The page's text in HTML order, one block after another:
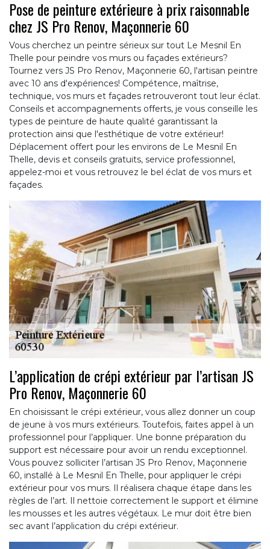
Pose de peinture extérieure à prix raisonnable
chez JS Pro Renov, Maçonnerie 60
Vous cherchez un peintre sérieux sur tout Le Mesnil En
Thelle pour peindre vos murs ou façades extérieurs?
Tournez vers JS Pro Renov, Maçonnerie 60, l'artisan peintre
avec 10 ans d'expériences! Compétence, maîtrise,
technique, vos murs et façades retrouveront tout leur éclat.
Conseils et accompagnements offerts, je vous conseille les
types de peinture de haute qualité garantissant la
protection ainsi que l'esthétique de votre extérieur!
Déplacement offert pour les environs de Le Mesnil En
Thelle, devis et conseils gratuits, service professionnel,
appelez-moi et vous retrouvez le bel éclat de vos murs et
façades.
L’application de crépi extérieur par l’artisan JS
Pro Renov, Maçonnerie 60
En choisissant le crépi extérieur, vous allez donner un coup
de jeune à vos murs extérieurs. Toutefois, faites appel à un
professionnel pour l’appliquer. Une bonne préparation du
support est nécessaire pour avoir un rendu exceptionnel.
Vous pouvez solliciter l’artisan JS Pro Renov, Maçonnerie
60, installé à Le Mesnil En Thelle, pour appliquer le crépi
extérieur pour vos murs. Il réalisera chaque étape dans les
règles de l’art. Il nettoie correctement le support et élimine
les mousses et les autres végétaux. Le mur doit être bien
sec avant l’application du crépi extérieur.